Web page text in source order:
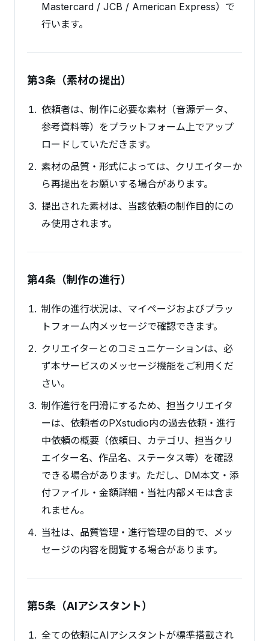
Mastercard / JCB / American Express）で
行います。
第3条（素材の提出）
依頼者は、制作に必要な素材（音源データ、
参考資料等）をプラットフォーム上でアップ
ロードしていただきます。
素材の品質・形式によっては、クリエイターか
ら再提出をお願いする場合があります。
提出された素材は、当該依頼の制作目的にの
み使用されます。
第4条（制作の進行）
制作の進行状況は、マイページおよびプラッ
トフォーム内メッセージで確認できます。
クリエイターとのコミュニケーションは、必
ず本サービスのメッセージ機能をご利用くだ
さい。
制作進行を円滑にするため、担当クリエイタ
ーは、依頼者のPXstudio内の過去依頼・進行
中依頼の概要（依頼日、カテゴリ、担当クリ
エイター名、作品名、ステータス等）を確認
できる場合があります。ただし、DM本文・添
付ファイル・金額詳細・当社内部メモは含ま
れません。
当社は、品質管理・進行管理の目的で、メッ
セージの内容を閲覧する場合があります。
第5条（AIアシスタント）
全ての依頼にAIアシスタントが標準搭載され